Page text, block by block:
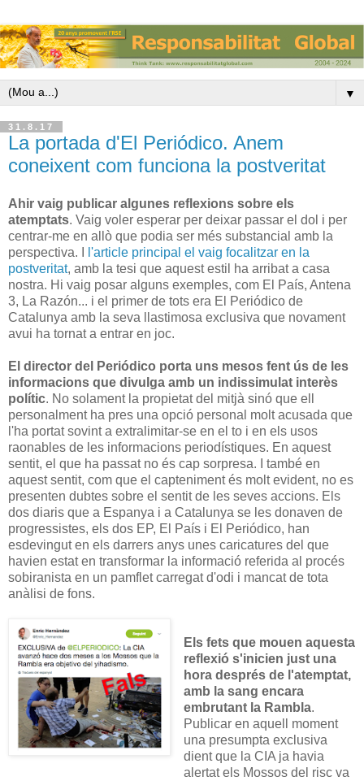
▼
31.8.17
La portada d'El Periódico. Anem
coneixent com funciona la postveritat
Ahir vaig publicar algunes reflexions sobre els
atemptats. Vaig voler esperar per deixar passar el dol i per
centrar-me en allò que podia ser més substancial amb la
perspectiva. I
l'article principal el vaig focalitzar en la
postveritat, amb la tesi que aquest estil ha arribat a casa
nostra. Hi vaig posar alguns exemples, com El País, Antena
3, La Razón... i el primer de tots era El Periódico de
Catalunya amb la seva llastimosa exclusiva que novament
avui ha tornat a entrar en joc.
El director del Periódico porta uns mesos fent ús de les
informacions que divulga amb un indissimulat interès
polític. No solament la propietat del mitjà sinó que ell
personalment ha pres una opció personal molt acusada que
l'ha portat sovint a extralimitar-se en el to i en els usos
raonables de les informacions periodístiques. En aquest
sentit, el que ha passat no és cap sorpresa. I també en
aquest sentit, com que el capteniment és molt evident, no es
presenten dubtes sobre el sentit de les seves accions. Els
dos diaris que a Espanya i a Catalunya se les donaven de
progressistes, els dos EP, El País i El Periódico, han
esdevingut en els darrers anys unes caricatures del que
havien estat en transformar la informació referida al procés
sobiranista en un pamflet carregat d'odi i mancat de tota
anàlisi de fons.
Els fets que mouen aquesta
reflexió s'inicien just una
hora després de l'atemptat,
amb la sang encara
embrutant la Rambla.
Publicar en aquell moment
una presumpta exclusiva
dient que la CIA ja havia
alertat els Mossos del risc va